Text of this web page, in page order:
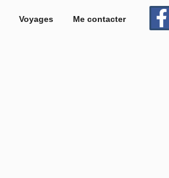
Voyages Me contacter